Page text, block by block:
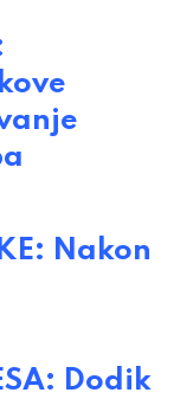
Nakon
Dodik